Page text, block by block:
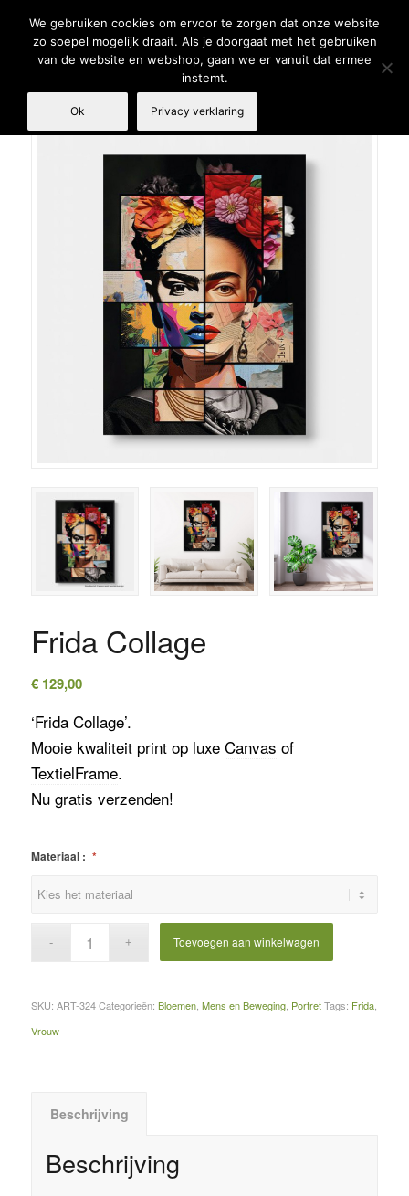
Frida Collage
€129,00
‘Frida Collage’.
Mooie kwaliteit print op luxe Canvas of
TextielFrame.
Nu gratis verzenden!
Materiaal : *
Toevoegen aan winkelwagen
SKU: ART-324 Categorieën: Bloemen, Mens en Beweging, Portret Tags: Frida,
Vrouw
Beschrijving
Beschrijving
We gebruiken cookies om ervoor te zorgen dat onze website
zo soepel mogelijk draait. Als je doorgaat met het gebruiken
van de website en webshop, gaan we er vanuit dat ermee
instemt.
Ok Privacy verklaring